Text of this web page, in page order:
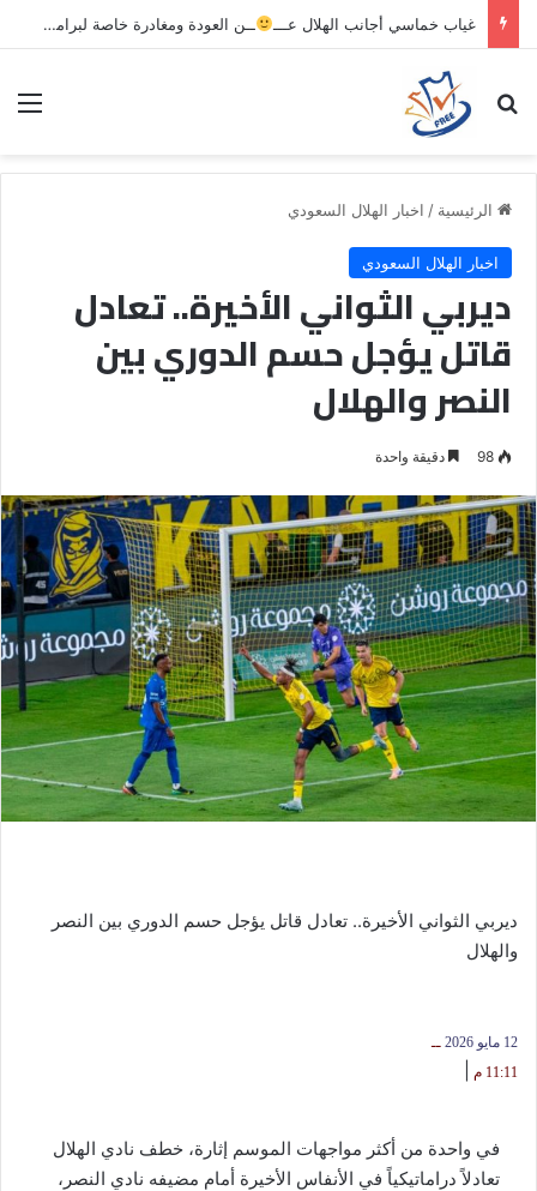
غياب خماسي أجانب الهلال عـــ ــن العودة ومغادرة خاصة لبرامج الاستشفاء والتأهيل
بحث عن
الرئيسية / اخبار الهلال السعودي
اخبار الهلال السعودي
ديربي الثواني الأخيرة.. تعادل
قاتل يؤجل حسم الدوري بين
النصر والهلال
98 دقيقة واحدة
ديربي الثواني الأخيرة.. تعادل قاتل يؤجل حسم الدوري بين النصر
والهلال
12 مايو 2026
ــ
11:11 م
في واحدة من أكثر مواجهات الموسم إثارة، خطف نادي الهلال
تعادلاً دراماتيكياً في الأنفاس الأخيرة أمام مضيفه نادي النصر،